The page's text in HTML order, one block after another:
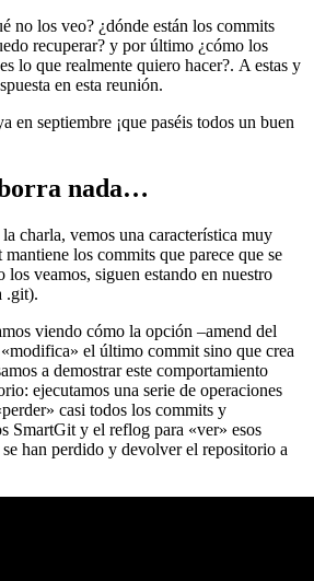
no los veo? ¿dónde están los commits
recuperar? y por último ¿cómo los
lo que realmente quiero hacer?. A estas y
en esta reunión.
en septiembre ¡que paséis todos un buen
nada…
charla, vemos una característica muy
los commits que parece que se
los veamos, siguen estando en nuestro
.git).
viendo cómo la opción –amend del
el último commit sino que crea
a demostrar este comportamiento
ejecutamos una serie de operaciones
casi todos los commits y
SmartGit y el reflog para «ver» esos
han perdido y devolver el repositorio a